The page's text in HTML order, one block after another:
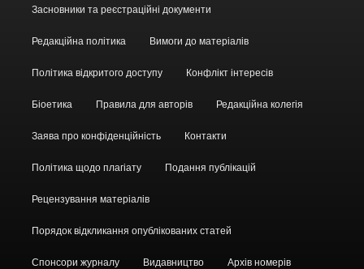
Засновники та реєстраційні документи
Редакційна політика Вимоги до матеріалів
Політика відкритого доступу Конфлікт інтересів
Біоетика Правила для авторів Редакційна колегія
Заява про конфіденційність Контакти
Політика щодо плагіату Подання публікацій
Рецензування матеріалів
Порядок відкликання опублікованих статей
Спонсори журналу Видавництво Архів номерів